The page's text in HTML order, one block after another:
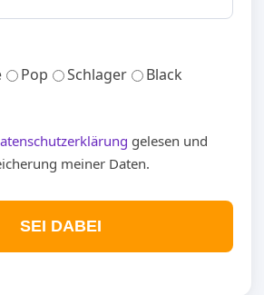
Pop Schlager
Black
gelesen und
meiner Daten.
SEI DABEI